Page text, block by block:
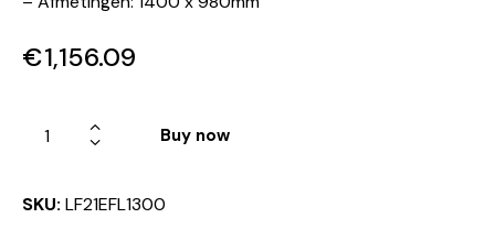
€1,156.09
Buy now
SKU: LF21EFL1300